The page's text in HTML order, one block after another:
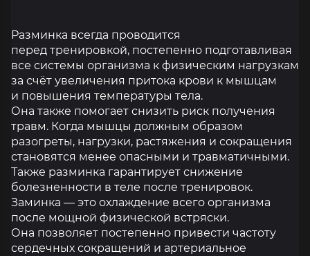
Разминка всегда проводится
перед тренировкой, постепенно подготавливая
все системы организма к физическим нагрузкам
за счёт увеличения притока крови к мышцам
и повышения температуры тела.
Она также помогает снизить риск получения
травм. Когда мышцы должным образом
разогреты, нагрузки, растяжения и сокращения
становятся менее опасными и травматичными.
Также разминка гарантирует снижение
болезненности в теле после тренировок.
Заминка — это охлаждение всего организма
после мощной физической встряски.
Она позволяет постепенно привести частоту
сердечных сокращений и артериальное